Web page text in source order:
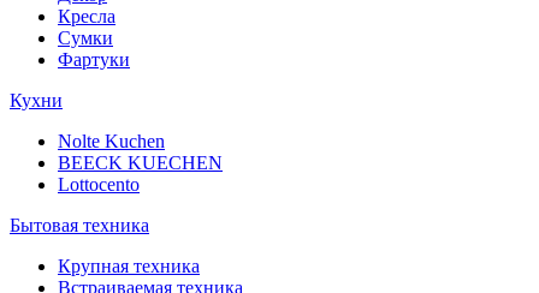
Кресла
Сумки
Фартуки
Кухни
Nolte Kuchen
BEECK KUECHEN
Lottocento
Бытовая техника
Крупная техника
Встраиваемая техника